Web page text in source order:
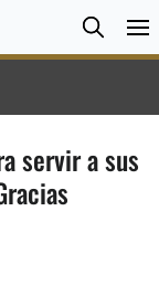
Search
servir a sus